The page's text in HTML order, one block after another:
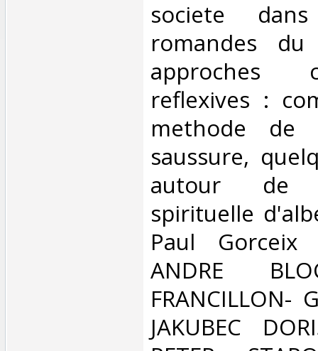
societe
romandes
approches
reflexives :
methode de
saussure,
autour de
spirituelle
Paul
ANDRE
FRANCILLON-
JAKUBEC